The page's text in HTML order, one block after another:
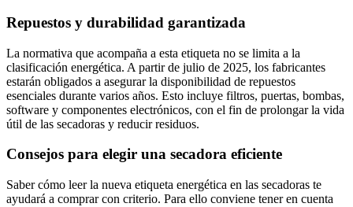
Repuestos y durabilidad garantizada
La normativa que acompaña a esta etiqueta no se limita a la
clasificación energética. A partir de julio de 2025, los fabricantes
estarán obligados a asegurar la disponibilidad de repuestos
esenciales durante varios años. Esto incluye filtros, puertas, bombas,
software y componentes electrónicos, con el fin de prolongar la vida
útil de las secadoras y reducir residuos.
Consejos para elegir una secadora eficiente
Saber cómo leer la nueva etiqueta energética en las secadoras te
ayudará a comprar con criterio. Para ello conviene tener en cuenta